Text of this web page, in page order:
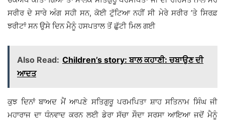
ਸਰੀਰ ਦੇ ਸਾਰੇ ਅੰਗ ਸਹੀ ਸਨ, ਕੋਈ ਟੁੱਟਿਆ ਨਹੀਂ ਸੀ ਮੇਰੇ ਸਰੀਰ ’ਤੇ ਸਿਰਫ਼
ਝਰੀਟਾਂ ਸਨ ਉਸੇ ਦਿਨ ਮੈਨੂੰ ਹਸਪਤਾਲ ਤੋਂ ਛੁੱਟੀ ਮਿਲ ਗਈ
Also Read: Children’s story: ਬਾਲ ਕਹਾਣੀ: ਚਬਾਉਣ ਦੀ
ਆਦਤ
ਕੁਝ ਦਿਨਾਂ ਬਾਅਦ ਮੈਂ ਆਪਣੇ ਸਤਿਗੁਰੂ ਪਰਮਪਿਤਾ ਸ਼ਾਹ ਸਤਿਨਾਮ ਸਿੰਘ ਜੀ
ਮਹਾਰਾਜ ਦਾ ਧੰਨਵਾਦ ਕਰਨ ਲਈ ਡੇਰਾ ਸੱਚਾ ਸੌਦਾ ਸਰਸਾ ਆਇਆ ਜਦੋਂ ਮੈਨੂੰ